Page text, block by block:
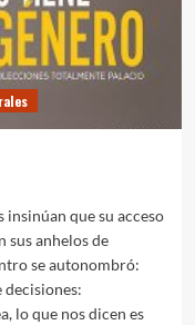
insinúan que su acceso
sus anhelos de
se autonombró:
decisiones:
lo que nos dicen es